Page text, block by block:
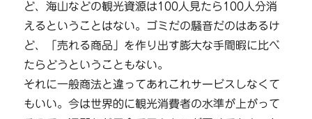
ど、海山などの観光資源は100人見たら100人分消
えるということはない。ゴミだの騒音だのはあるけ
ど、「売れる商品」を作り出す膨大な手間暇に比べ
たらどうということもない。
それに一般商法と違ってあれこれサービスしなくて
もいい。今は世界的に観光消費者の水準が上がって